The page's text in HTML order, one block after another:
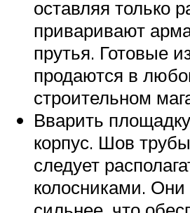
оставляя только
приваривают
прутья. Готовые
продаются в
строительном
Вварить
корпус. Шов
следует
колосниками. Они